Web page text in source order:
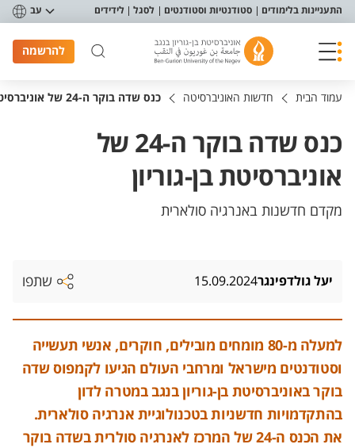
תפריט נגישות
התעניינות בלימודים סטודנטיות וסטודנטים לסגל לידידים עב
להרשמה
עמוד הבית חדשות האוניברסיטה כנס שדה בוקר ה-24 של אוניברסיטת בן-גוריון
כנס שדה בוקר ה-24 של
אוניברסיטת בן-גוריון
מקדם חדשנות באנרגיה סולארית
יעל גולדפינגר15.09.2024 שתפו
למעלה מ-80 מומחים מובילים, חוקרים, אנשי תעשייה
וסטודנטים מישראל ומרחבי העולם הגיעו לקמפוס שדה
בוקר באוניברסיטת בן-גוריון בנגב במטרה לדון
בהתקדמויות חדשניות בטכנולוגיית אנרגיה סולארית.
את הכנס ה-24 של המרכז לאנרגיה סולרית בשדה בוקר